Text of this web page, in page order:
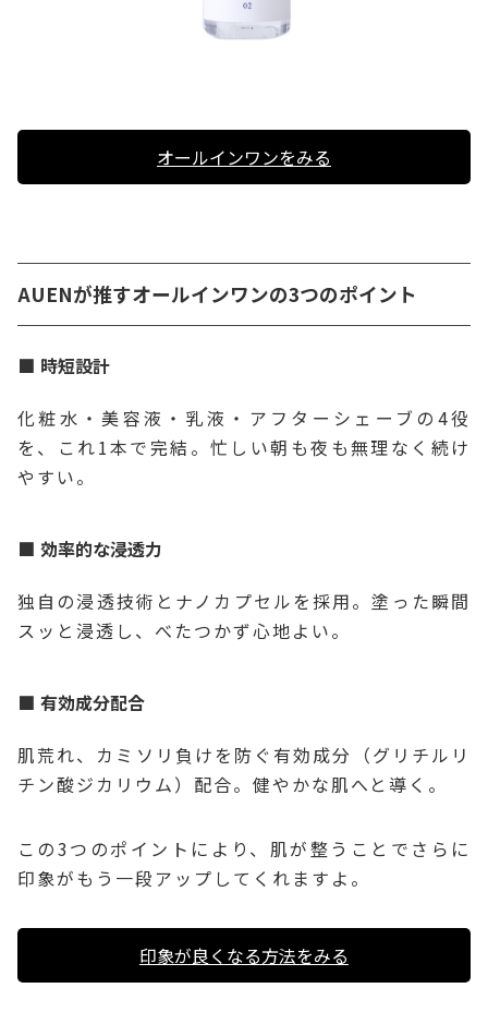
オールインワンをみる
AUENが推すオールインワンの3つのポイント
時短設計
化粧水・美容液・乳液・アフターシェーブの4役
を、これ1本で完結。忙しい朝も夜も無理なく続け
やすい。
効率的な浸透力
独自の浸透技術とナノカプセルを採用。塗った瞬間
スッと浸透し、べたつかず心地よい。
有効成分配合
肌荒れ、カミソリ負けを防ぐ有効成分（グリチルリ
チン酸ジカリウム）配合。健やかな肌へと導く。
この3つのポイントにより、肌が整うことでさらに
印象がもう一段アップしてくれますよ。
印象が良くなる方法をみる